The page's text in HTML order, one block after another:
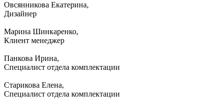
Овсянникова Екатерина,
Дизайнер
Марина Шинкаренко,
Клиент менеджер
Панкова Ирина,
Специалист отдела комплектации
Старикова Елена,
Специалист отдела комплектации